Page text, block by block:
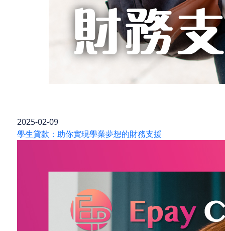
2025-02-09
學生貸款：助你實現學業夢想的財務支援